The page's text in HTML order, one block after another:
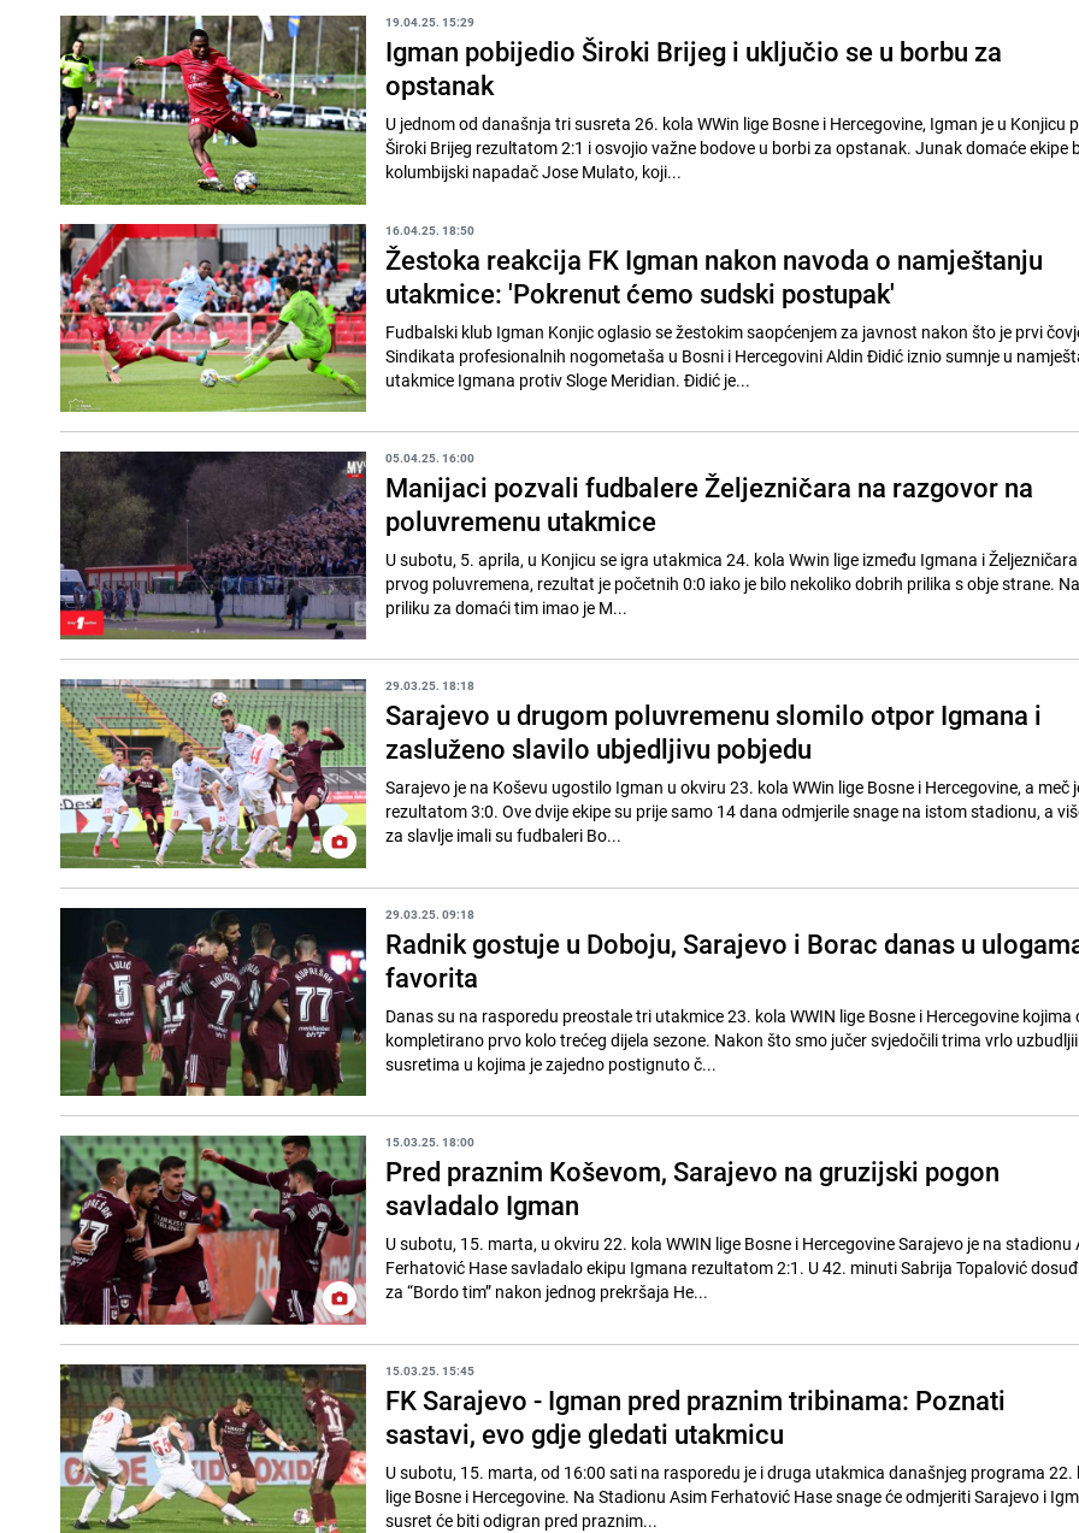
19.04.25. 15:29
Igman pobijedio Široki Brijeg i uključio se u borbu za
opstanak
U jednom od današnja tri susreta 26. kola WWin lige Bosne i Hercegovine, Igman je u Konjicu
Široki Brijeg rezultatom 2:1 i osvojio važne bodove u borbi za opstanak. Junak domaće ekipe
kolumbijski napadač Jose Mulato, koji...
16.04.25. 18:50
Žestoka reakcija FK Igman nakon navoda o namještanju
utakmice: 'Pokrenut ćemo sudski postupak'
Fudbalski klub Igman Konjic oglasio se žestokim saopćenjem za javnost nakon što je prvi
Sindikata profesionalnih nogometaša u Bosni i Hercegovini Aldin Đidić iznio sumnje u
utakmice Igmana protiv Sloge Meridian. Đidić je...
05.04.25. 16:00
Manijaci pozvali fudbalere Željezničara na razgovor na
poluvremenu utakmice
U subotu, 5. aprila, u Konjicu se igra utakmica 24. kola Wwin lige između Igmana i
prvog poluvremena, rezultat je početnih 0:0 iako je bilo nekoliko dobrih prilika s obje strane.
priliku za domaći tim imao je M...
29.03.25. 18:18
Sarajevo u drugom poluvremenu slomilo otpor Igmana i
zasluženo slavilo ubjedljivu pobjedu
Sarajevo je na Koševu ugostilo Igman u okviru 23. kola WWin lige Bosne i Hercegovine, a meč
rezultatom 3:0. Ove dvije ekipe su prije samo 14 dana odmjerile snage na istom stadionu, a
za slavlje imali su fudbaleri Bo...
29.03.25. 09:18
Radnik gostuje u Doboju, Sarajevo i Borac danas u
favorita
Danas su na rasporedu preostale tri utakmice 23. kola WWIN lige Bosne i Hercegovine kojima
kompletirano prvo kolo trećeg dijela sezone. Nakon što smo jučer svjedočili trima vrlo
susretima u kojima je zajedno postignuto č...
15.03.25. 18:00
Pred praznim Koševom, Sarajevo na gruzijski pogon
savladalo Igman
U subotu, 15. marta, u okviru 22. kola WWIN lige Bosne i Hercegovine Sarajevo je na stadionu
Ferhatović Hase savladalo ekipu Igmana rezultatom 2:1. U 42. minuti Sabrija Topalović
za “Bordo tim” nakon jednog prekršaja He...
15.03.25. 15:45
FK Sarajevo - Igman pred praznim tribinama: Poznati
sastavi, evo gdje gledati utakmicu
U subotu, 15. marta, od 16:00 sati na rasporedu je i druga utakmica današnjeg programa 22.
lige Bosne i Hercegovine. Na Stadionu Asim Ferhatović Hase snage će odmjeriti Sarajevo i
susret će biti odigran pred praznim...